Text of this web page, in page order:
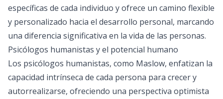
específicas de cada individuo y ofrece un camino flexible
y personalizado hacia el desarrollo personal, marcando
una diferencia significativa en la vida de las personas.
Psicólogos humanistas y el potencial humano
Los psicólogos humanistas, como Maslow, enfatizan la
capacidad intrínseca de cada persona para crecer y
autorrealizarse, ofreciendo una perspectiva optimista